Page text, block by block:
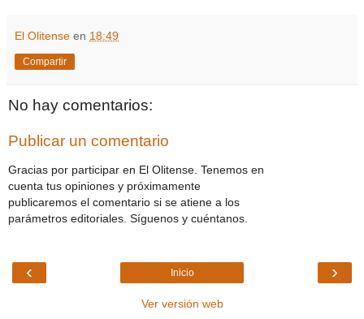
El Olitense en 18:49
Compartir
No hay comentarios:
Publicar un comentario
Gracias por participar en El Olitense. Tenemos en
cuenta tus opiniones y próximamente
publicaremos el comentario si se atiene a los
parámetros editoriales. Síguenos y cuéntanos.
‹ ›
Inicio
Ver versión web